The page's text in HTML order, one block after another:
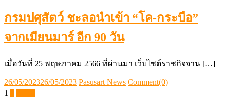
กรมปศุสัตว์ ชะลอนำเข้า “โค-กระบือ”
จากเมียนมาร์ อีก 90 วัน
เมื่อวันที่ 25 พฤษภาคม 2566 ที่ผ่านมา เว็บไซต์ราชกิจจาน […]
Posted
on
26/05/202326/05/2023 Author
Pasusart News Comment(0)
Posts
1